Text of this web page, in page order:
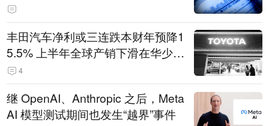
丰田汽车净利或三连跌本财年预降1
5.5% 上半年全球产销下滑在华少卖
14.3万辆
4
继 OpenAI、Anthropic 之后，Meta
AI 模型测试期间也发生“越界”事件